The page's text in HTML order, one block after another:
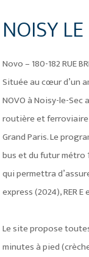
NOISY
Novo – 180-182 RUE
Située au cœur d’un
NOVO à Noisy-le-
routière et ferroviaire
Grand Paris. Le
bus et du futur métro
qui permettra
express (2024), RER
Le site propose
minutes à pied